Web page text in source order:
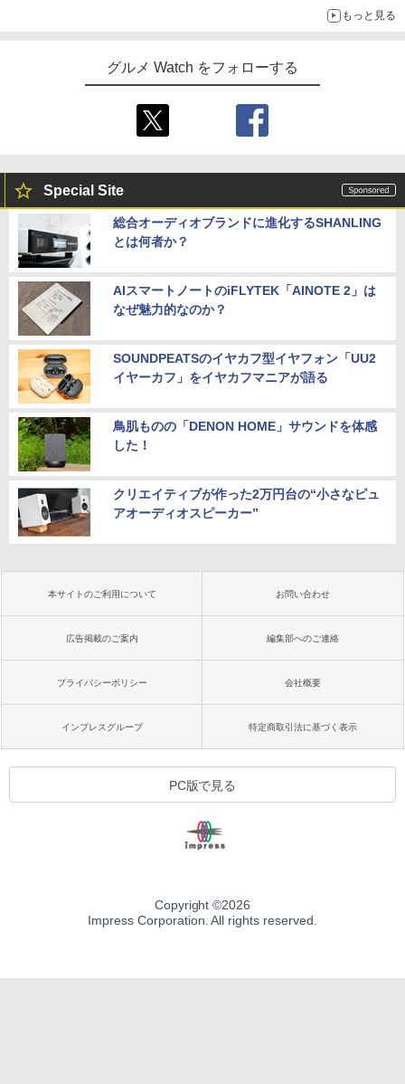
もっと見る
グルメ Watch をフォローする
Special Site
総合オーディオブランドに進化するSHANLING
とは何者か？
AIスマートノートのiFLYTEK「AINOTE 2」は
なぜ魅力的なのか？
SOUNDPEATSのイヤカフ型イヤフォン「UU2
イヤーカフ」をイヤカフマニアが語る
鳥肌ものの「DENON HOME」サウンドを体感
した！
クリエイティブが作った2万円台の“小さなピュ
アオーディオスピーカー”
本サイトのご利用について お問い合わせ
広告掲載のご案内 編集部へのご連絡
プライバシーポリシー 会社概要
インプレスグループ 特定商取引法に基づく表示
PC版で見る
Copyright ©2026
Impress Corporation. All rights reserved.